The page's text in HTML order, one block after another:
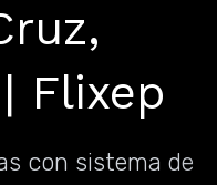
Flixep
con sistema de